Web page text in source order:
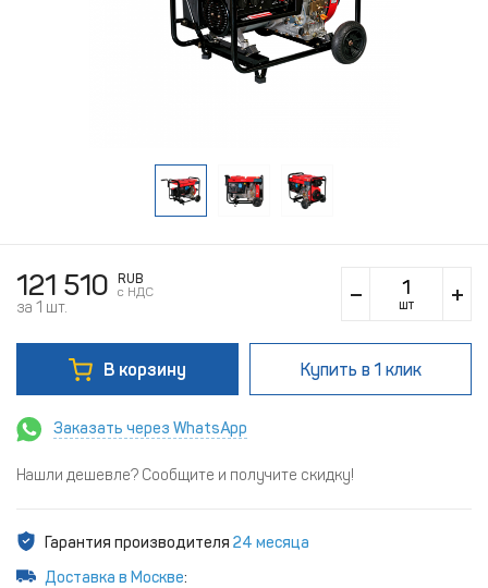
121 510
RUB
c НДС
за 1 шт. шт
В корзину Купить в 1 клик
Заказать через WhatsApp
Нашли дешевле? Сообщите и получите скидку!
Гарантия производителя 24 месяца
Доставка в Москве: